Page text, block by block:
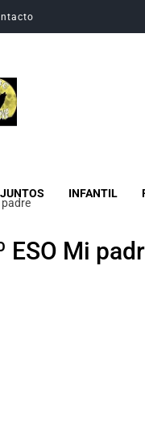
JUNTOS INFANTIL
padre
ESO Mi